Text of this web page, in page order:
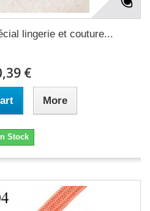
lingerie et couture...
€
More
In Stock